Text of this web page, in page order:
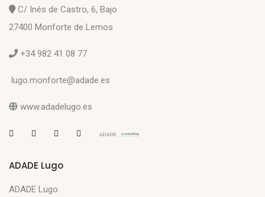
C/ Inés de Castro, 6, Bajo
27400 Monforte de Lemos
+34 982 41 08 77
lugo.monforte@adade.es
www.adadelugo.es
ADADE Lugo
ADADE Lugo